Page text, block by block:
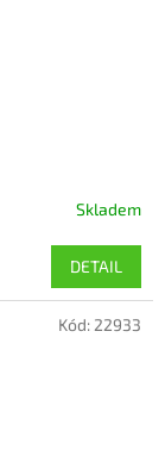
Skladem
DETAIL
Kód: 22933